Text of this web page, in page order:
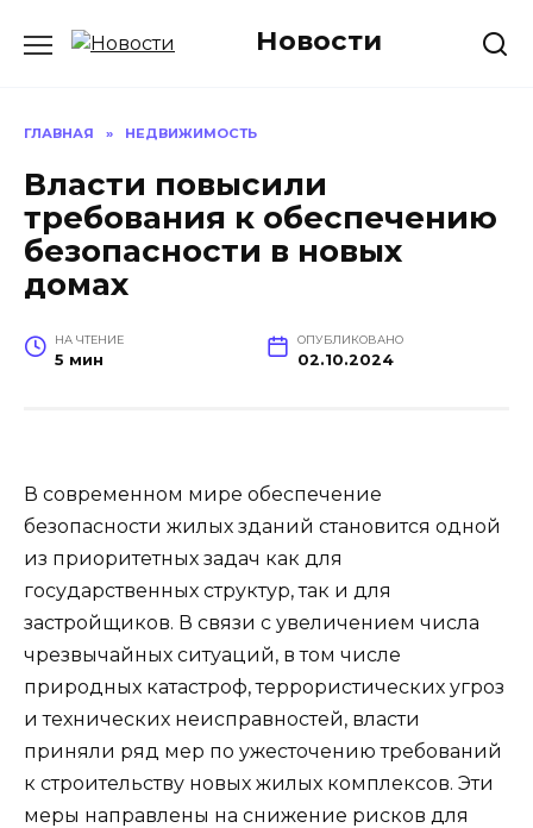
Новости
ГЛАВНАЯ » НЕДВИЖИМОСТЬ
Власти повысили
требования к обеспечению
безопасности в новых
домах
НА ЧТЕНИЕ
5 мин
ОПУБЛИКОВАНО
02.10.2024
В современном мире обеспечение
безопасности жилых зданий становится одной
из приоритетных задач как для
государственных структур, так и для
застройщиков. В связи с увеличением числа
чрезвычайных ситуаций, в том числе
природных катастроф, террористических угроз
и технических неисправностей, власти
приняли ряд мер по ужесточению требований
к строительству новых жилых комплексов. Эти
меры направлены на снижение рисков для